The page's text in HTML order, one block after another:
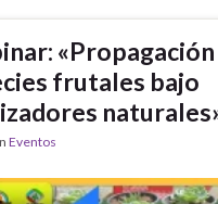
«Propagación
frutales bajo
Eventos